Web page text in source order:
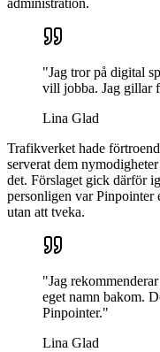
administration.
"Jag tror på digital
vill jobba. Jag gillar
Lina Glad
Trafikverket hade
serverat dem
det. Förslaget gick därför
personligen var Pinpointer
utan att tveka.
"Jag
eget namn bakom.
Pinpointer."
Lina Glad